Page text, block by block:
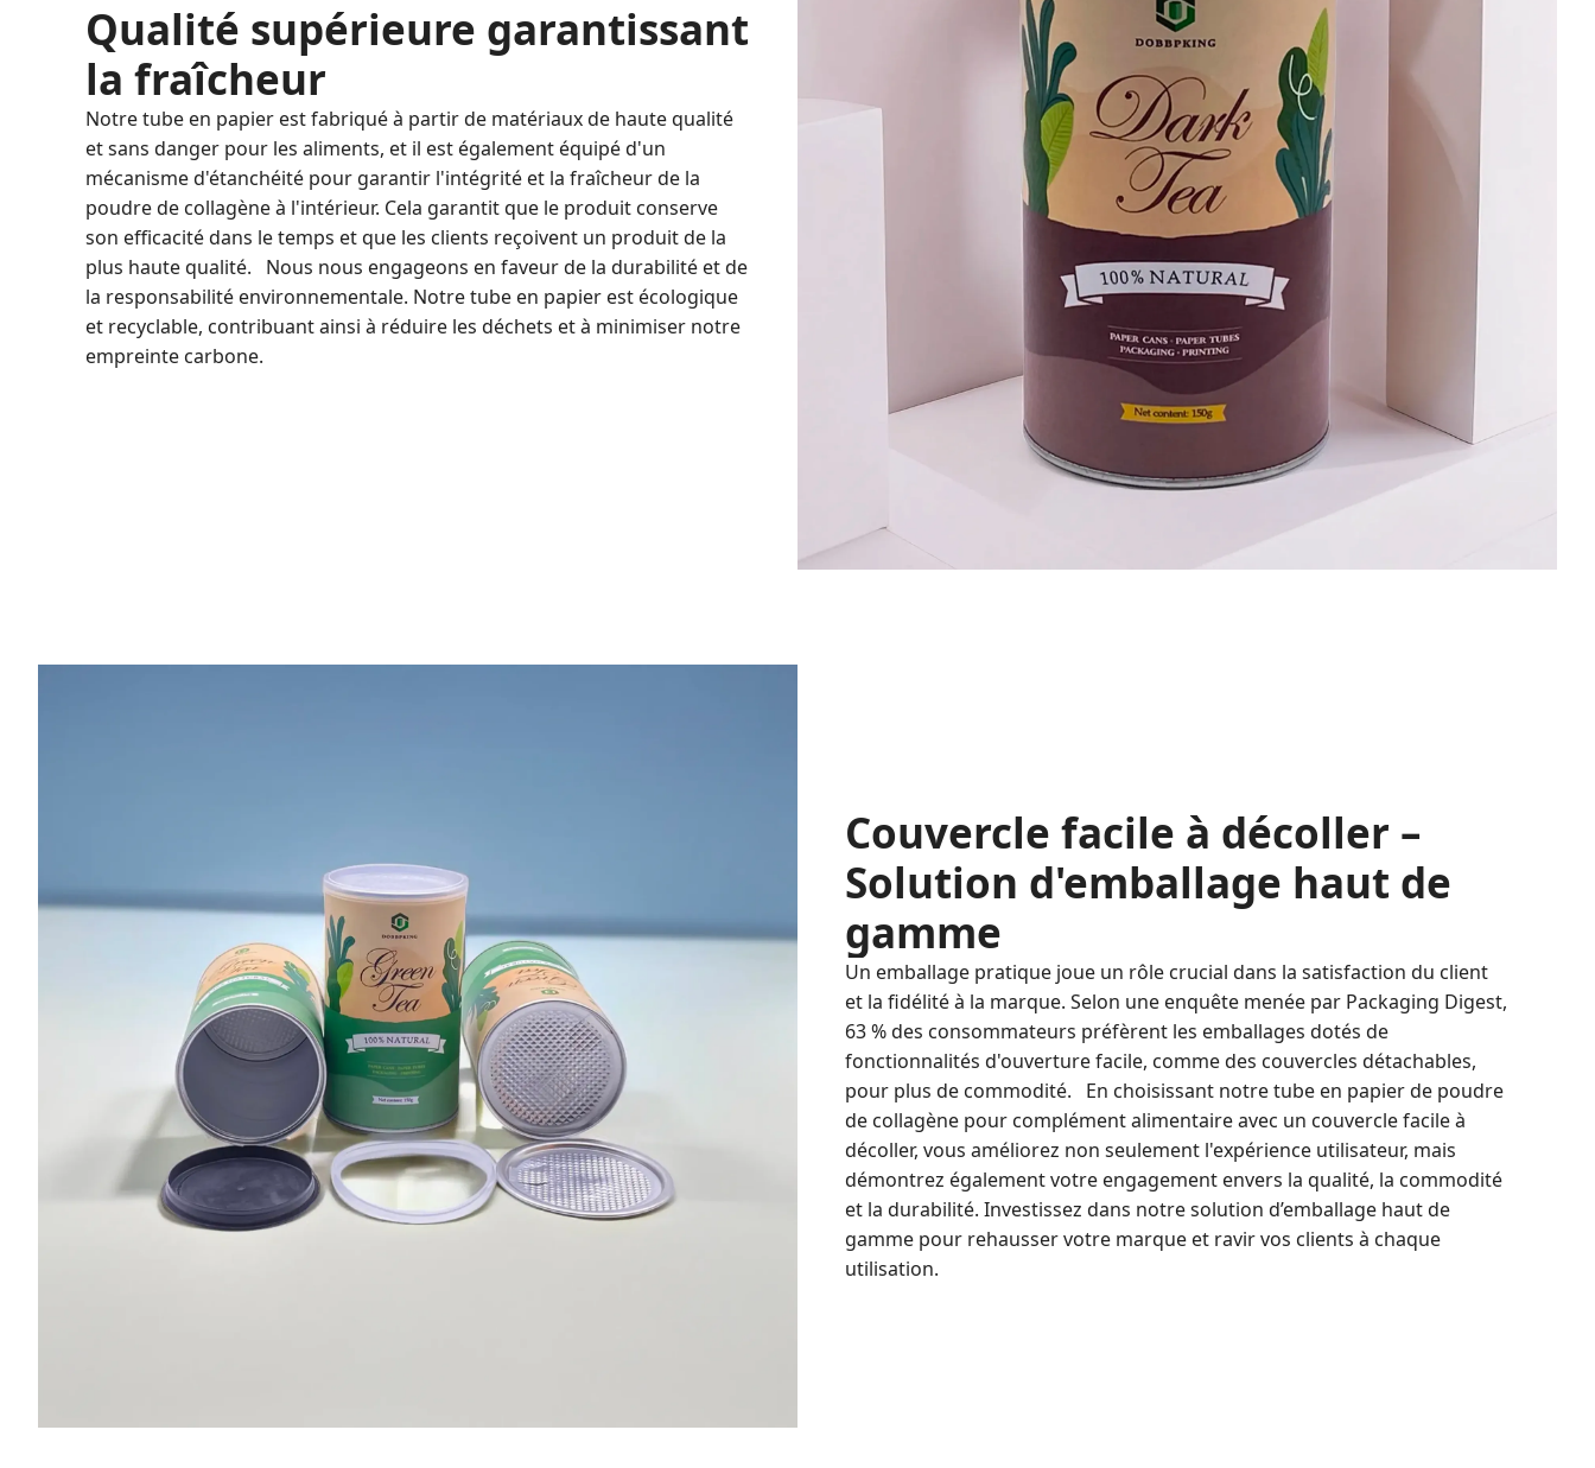
Qualité supérieure garantissant
la fraîcheur
Notre tube en papier est fabriqué à partir de matériaux de haute qualité
et sans danger pour les aliments, et il est également équipé d'un
mécanisme d'étanchéité pour garantir l'intégrité et la fraîcheur de la
poudre de collagène à l'intérieur. Cela garantit que le produit conserve
son efficacité dans le temps et que les clients reçoivent un produit de la
plus haute qualité. Nous nous engageons en faveur de la durabilité et de
la responsabilité environnementale. Notre tube en papier est écologique
et recyclable, contribuant ainsi à réduire les déchets et à minimiser notre
empreinte carbone.
Couvercle facile à décoller –
Solution d'emballage haut de
gamme
Un emballage pratique joue un rôle crucial dans la satisfaction du client
et la fidélité à la marque. Selon une enquête menée par Packaging Digest,
63 % des consommateurs préfèrent les emballages dotés de
fonctionnalités d'ouverture facile, comme des couvercles détachables,
pour plus de commodité. En choisissant notre tube en papier de poudre
de collagène pour complément alimentaire avec un couvercle facile à
décoller, vous améliorez non seulement l'expérience utilisateur, mais
démontrez également votre engagement envers la qualité, la commodité
et la durabilité. Investissez dans notre solution d’emballage haut de
gamme pour rehausser votre marque et ravir vos clients à chaque
utilisation.